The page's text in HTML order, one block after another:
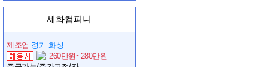
세화컴퍼니
제조업 경기 화성
260만원~280만원